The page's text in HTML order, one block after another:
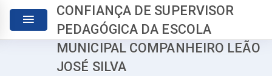
CONFIANÇA DE SUPERVISOR
PEDAGÓGICA DA ESCOLA
MUNICIPAL COMPANHEIRO LEÃO
JOSÉ SILVA